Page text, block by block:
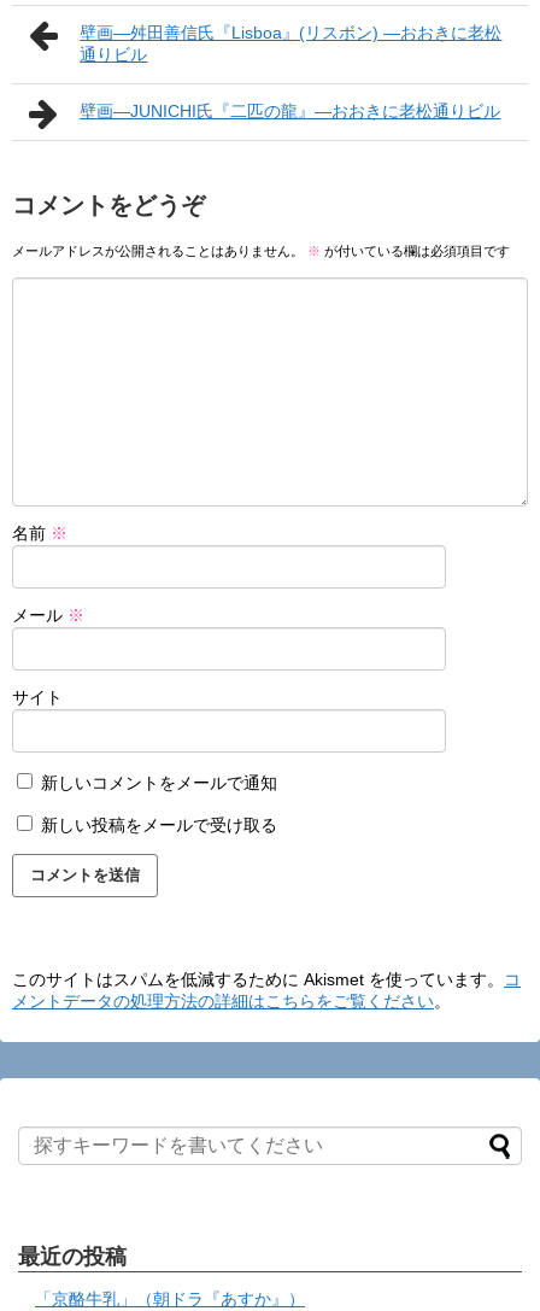
壁画―舛田善信氏『Lisboa』(リスボン) ―おおきに老松
通りビル
壁画―JUNICHI氏『二匹の龍』―おおきに老松通りビル
コメントをどうぞ
メールアドレスが公開されることはありません。 ※ が付いている欄は必須項目です
名前 ※
メール ※
サイト
新しいコメントをメールで通知
新しい投稿をメールで受け取る
このサイトはスパムを低減するために Akismet を使っています。
コ
メントデータの処理方法の詳細はこちらをご覧ください。
最近の投稿
「京酪牛乳」（朝ドラ『あすか』）